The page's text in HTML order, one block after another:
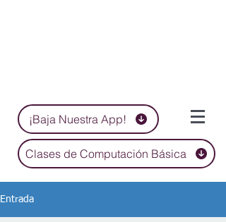
¡Baja Nuestra App!
Clases de Computación Básica
Entrada